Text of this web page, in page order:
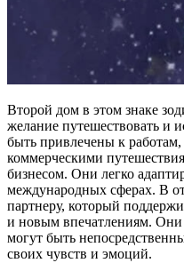
Второй дом в этом знаке
желание путешествовать и
быть привлечены к
коммерческими
бизнесом. Они легко
международных сферах. В
партнеру, который
и новым впечатлениям. Они
могут быть
своих чувств и эмоций.